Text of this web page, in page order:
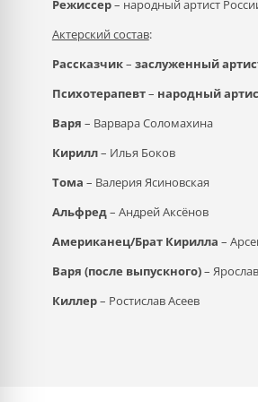
Режиссер– народный артист
Актерский состав:
Рассказчик– заслуженный
Психотерапевт– народный
Варя – Варвара Соломахина
Кирилл– Илья Боков
Тома – Валерия Ясиновская
Альфред– Андрей Аксёнов
Американец/Брат Кирилла –
Варя (после выпускного)–
Киллер– Ростислав Асеев